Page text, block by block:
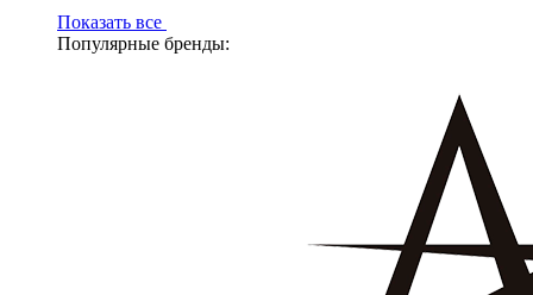
Показать все
Популярные бренды: